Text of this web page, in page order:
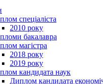
спеціаліста
2010 року
бакалавра
магістра
2018 року
2019 року
кандидата наук
Диплом кандидата